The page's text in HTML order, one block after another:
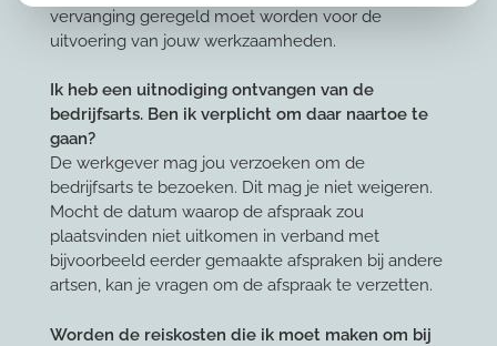
vervanging geregeld moet worden voor de
uitvoering van jouw werkzaamheden.
Ik heb een uitnodiging ontvangen van de
bedrijfsarts. Ben ik verplicht om daar naartoe te
gaan?
De werkgever mag jou verzoeken om de
bedrijfsarts te bezoeken. Dit mag je niet weigeren.
Mocht de datum waarop de afspraak zou
plaatsvinden niet uitkomen in verband met
bijvoorbeeld eerder gemaakte afspraken bij andere
artsen, kan je vragen om de afspraak te verzetten.
Worden de reiskosten die ik moet maken om bij